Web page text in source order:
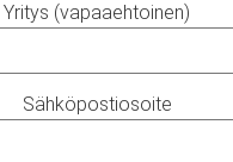
Yritys (vapaaehtoinen)
Sähköpostiosoite